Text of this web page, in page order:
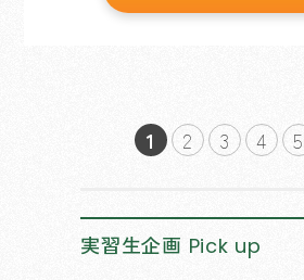
1 2 3 4 5
実習生企画 Pick up